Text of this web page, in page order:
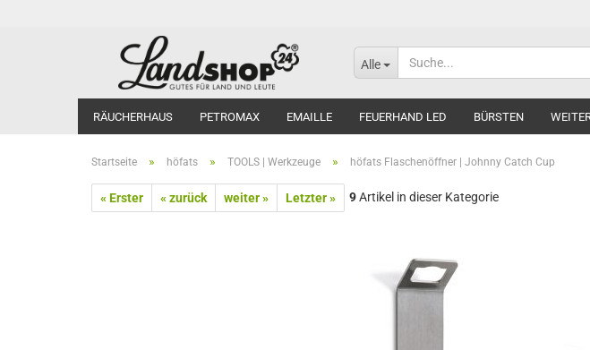
Alle
RÄUCHERHAUS PETROMAX EMAILLE FEUERHAND LED BÜRSTEN
Startseite » höfats » TOOLS | Werkzeuge » höfats Flaschenöffner | Johnny Catch Cup
« Erster « zurück weiter » Letzter » 9Artikel in dieser Kategorie